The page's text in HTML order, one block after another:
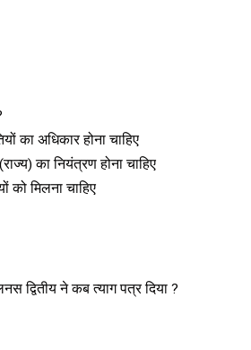
का अधिकार होना चाहिए
का नियंत्रण होना चाहिए
को मिलना चाहिए
द्वितीय ने कब त्याग पत्र दिया ?